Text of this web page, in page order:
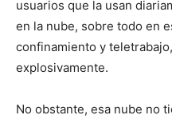
usuarios que la usan
en la nube, sobre todo en
confinamiento y
explosivamente.
No obstante, esa nube no